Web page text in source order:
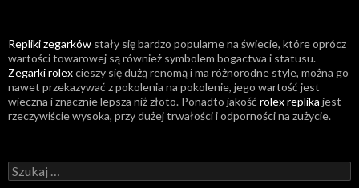
Repliki zegarków stały się bardzo popularne na świecie, które oprócz
wartości towarowej są również symbolem bogactwa i statusu.
Zegarki rolexcieszy się dużą renomą i ma różnorodne style, można go
nawet przekazywać z pokolenia na pokolenie, jego wartość jest
wieczna i znacznie lepsza niż złoto. Ponadto jakość rolex replika jest
rzeczywiście wysoka, przy dużej trwałości i odporności na zużycie.
Szukaj: